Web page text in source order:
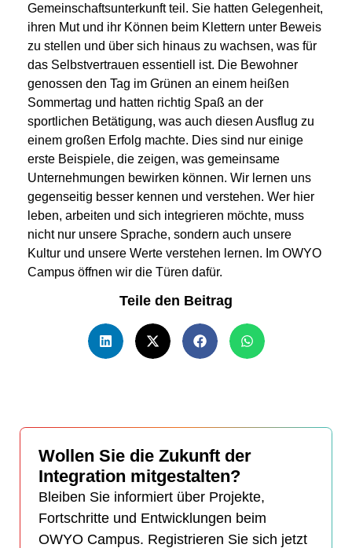
Gemeinschaftsunterkunft teil. Sie hatten Gelegenheit,
ihren Mut und ihr Können beim Klettern unter Beweis
zu stellen und über sich hinaus zu wachsen, was für
das Selbstvertrauen essentiell ist. Die Bewohner
genossen den Tag im Grünen an einem heißen
Sommertag und hatten richtig Spaß an der
sportlichen Betätigung, was auch diesen Ausflug zu
einem großen Erfolg machte. Dies sind nur einige
erste Beispiele, die zeigen, was gemeinsame
Unternehmungen bewirken können. Wir lernen uns
gegenseitig besser kennen und verstehen. Wer hier
leben, arbeiten und sich integrieren möchte, muss
nicht nur unsere Sprache, sondern auch unsere
Kultur und unsere Werte verstehen lernen. Im OWYO
Campus öffnen wir die Türen dafür.
Teile den Beitrag
Wollen Sie die Zukunft der
Integration mitgestalten?
Bleiben Sie informiert über Projekte,
Fortschritte und Entwicklungen beim
OWYO Campus. Registrieren Sie sich jetzt